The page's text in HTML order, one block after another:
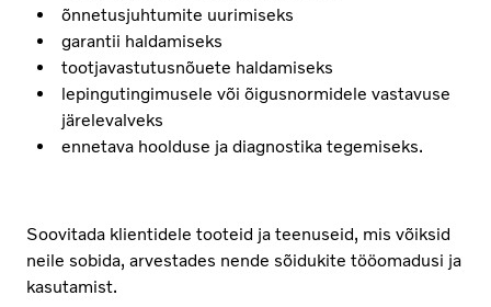
õnnetusjuhtumite uurimiseks
garantii haldamiseks
tootjavastutusnõuete haldamiseks
lepingutingimusele või õigusnormidele vastavuse
järelevalveks
ennetava hoolduse ja diagnostika tegemiseks.
Soovitada klientidele tooteid ja teenuseid, mis võiksid
neile sobida, arvestades nende sõidukite tööomadusi ja
kasutamist.